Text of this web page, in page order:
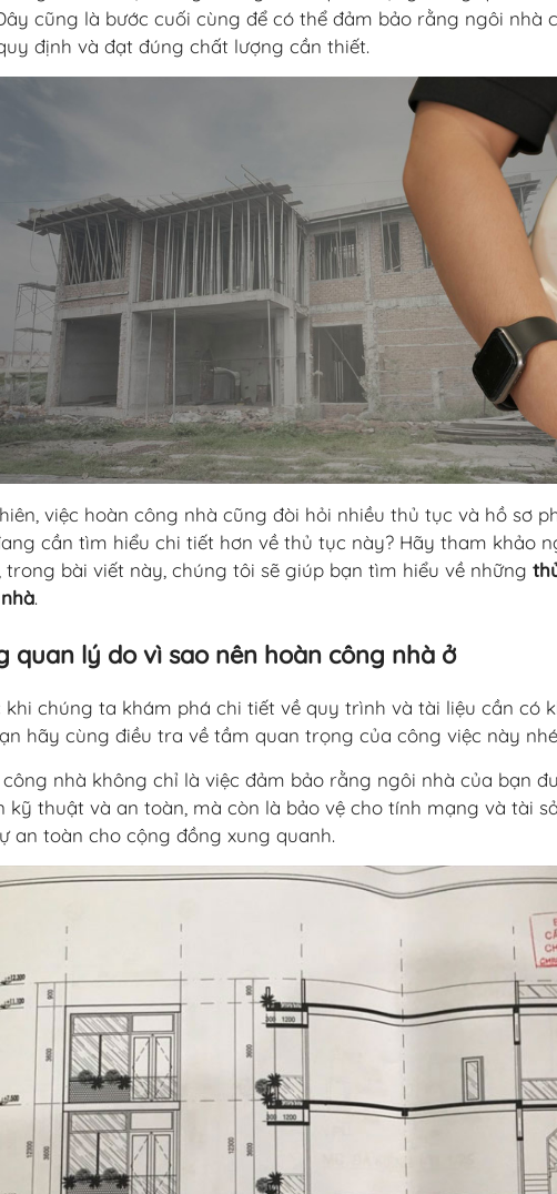
cũng là bước cuối cùng để có thể đảm bảo rằng ngôi nhà
định và đạt đúng chất lượng cần thiết.
việc hoàn công nhà cũng đòi hỏi nhiều thủ tục và hồ sơ
cần tìm hiểu chi tiết hơn về thủ tục này? Hãy tham khảo
trong bài viết này, chúng tôi sẽ giúp bạn tìm hiểu về những
.
quan lý do vì sao nên hoàn công nhà ở
khi chúng ta khám phá chi tiết về quy trình và tài liệu cần có
hãy cùng điều tra về tầm quan trọng của công việc này
công nhà không chỉ là việc đảm bảo rằng ngôi nhà của bạn
kỹ thuật và an toàn, mà còn là bảo vệ cho tính mạng và tài
an toàn cho cộng đồng xung quanh.